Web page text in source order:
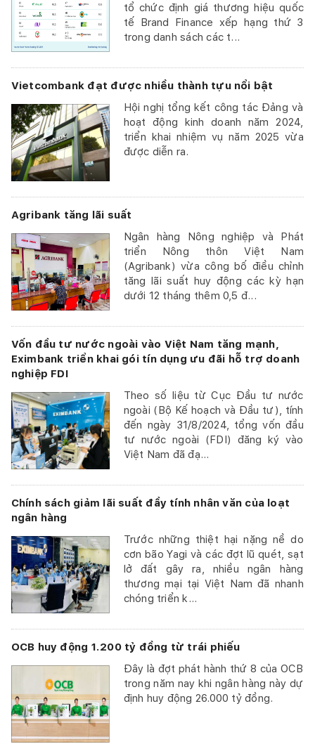
tổ chức định giá thương hiệu quốc
tế Brand Finance xếp hạng thứ 3
trong danh sách các t...
Vietcombank đạt được nhiều thành tựu nổi bật
Hội nghị tổng kết công tác Đảng và
hoạt động kinh doanh năm 2024,
triển khai nhiệm vụ năm 2025 vừa
được diễn ra.
Agribank tăng lãi suất
Ngân hàng Nông nghiệp và Phát
triển Nông thôn Việt Nam
(Agribank) vừa công bố điều chỉnh
tăng lãi suất huy động các kỳ hạn
dưới 12 tháng thêm 0,5 đ...
Vốn đầu tư nước ngoài vào Việt Nam tăng mạnh,
Eximbank triển khai gói tín dụng ưu đãi hỗ trợ doanh
nghiệp FDI
Theo số liệu từ Cục Đầu tư nước
ngoài (Bộ Kế hoạch và Đầu tư), tính
đến ngày 31/8/2024, tổng vốn đầu
tư nước ngoài (FDI) đăng ký vào
Việt Nam đã đạ...
Chính sách giảm lãi suất đầy tính nhân văn của loạt
ngân hàng
Trước những thiệt hại nặng nề do
cơn bão Yagi và các đợt lũ quét, sạt
lở đất gây ra, nhiều ngân hàng
thương mại tại Việt Nam đã nhanh
chóng triển k...
OCB huy động 1.200 tỷ đồng từ trái phiếu
Đây là đợt phát hành thứ 8 của OCB
trong năm nay khi ngân hàng này dự
định huy động 26.000 tỷ đồng.